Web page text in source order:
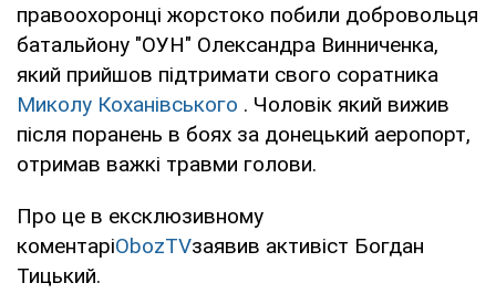
правоохоронці жорстоко побили добровольця
батальйону "ОУН" Олександра Винниченка,
який прийшов підтримати свого соратника
Миколу Коханівського . Чоловік який вижив
після поранень в боях за донецький аеропорт,
отримав важкі травми голови.
Про це в ексклюзивному
коментаріObozTVзаявив активіст Богдан
Тицький.